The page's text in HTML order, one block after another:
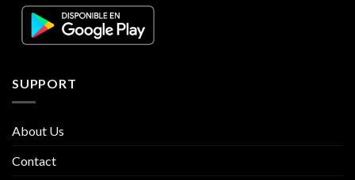
SUPPORT
About Us
Contact